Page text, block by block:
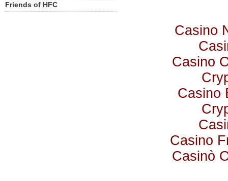
Friends of HFC
Casino
Casino
Casino
Casino
Casinò